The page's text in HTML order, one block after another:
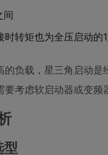
间
时转矩也为全压启动的
负载，星三角启动
考虑软启动器或变频
型